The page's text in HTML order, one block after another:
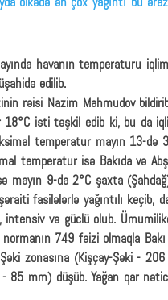
ayında havanın temperaturu
edilib.
rəisi Nazim Mahmudov
isti təşkil edib ki, bu da
temperatur mayın 13-də
temperatur isə Bakıda və
mayın 9-da 2°C şaxta
fasilələrlə yağıntılı keçib,
intensiv və güclü olub.
749 faizi olmaqla
zonasına (Kişçay-Şəki -
85 mm) düşüb. Yağan qar